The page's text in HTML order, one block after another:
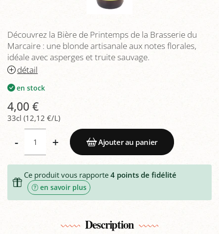
Découvrez la Bière de Printemps de la Brasserie du
Marcaire : une blonde artisanale aux notes florales,
idéale avec asperges et truite sauvage.
détail
en stock
4,00 €
33cl (12,12 €/L)
- + Ajouter au panier
Ce produit vous rapporte 4points de fidélité
en savoir plus
Description